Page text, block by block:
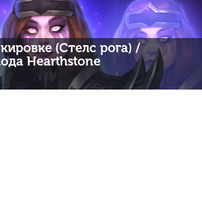
(Стелс рога) /
Hearthstone